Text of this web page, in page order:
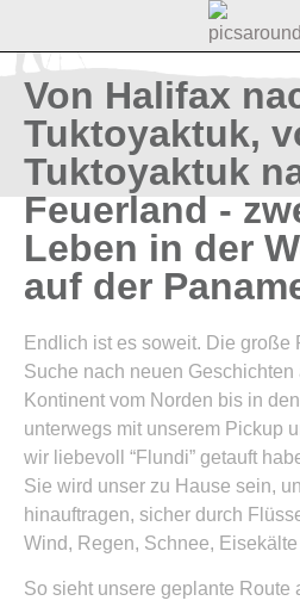
Von Halifax
Tuktoyaktuk,
Tuktoyaktuk
Feuerland -
Leben in der
auf der
Endlich ist es soweit. Die große
Suche nach neuen
Kontinent vom Norden bis in
unterwegs mit unserem Pickup
wir liebevoll “Flundi” getauft
Sie wird unser zu Hause sein,
hinauftragen, sicher durch
Wind, Regen, Schnee,
So sieht unsere geplante Route